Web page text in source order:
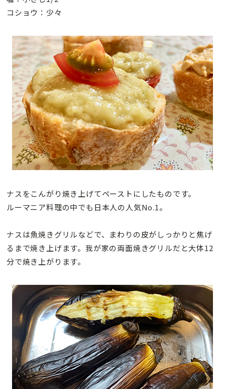
コショウ：少々
ナスをこんがり焼き上げてペーストにしたものです。
ルーマニア料理の中でも日本人の人気No.1。
ナスは魚焼きグリルなどで、まわりの皮がしっかりと焦げ
るまで焼き上げます。我が家の両面焼きグリルだと大体12
分で焼き上がります。